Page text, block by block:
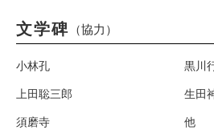
文学碑 （協力）
小林孔 黒川
上田聡三郎 生田
須磨寺 他